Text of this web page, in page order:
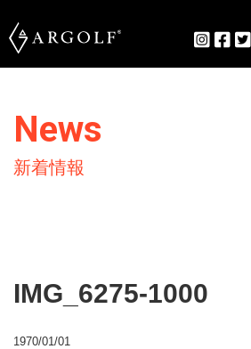
News
新着情報
IMG_6275-1000
1970/01/01